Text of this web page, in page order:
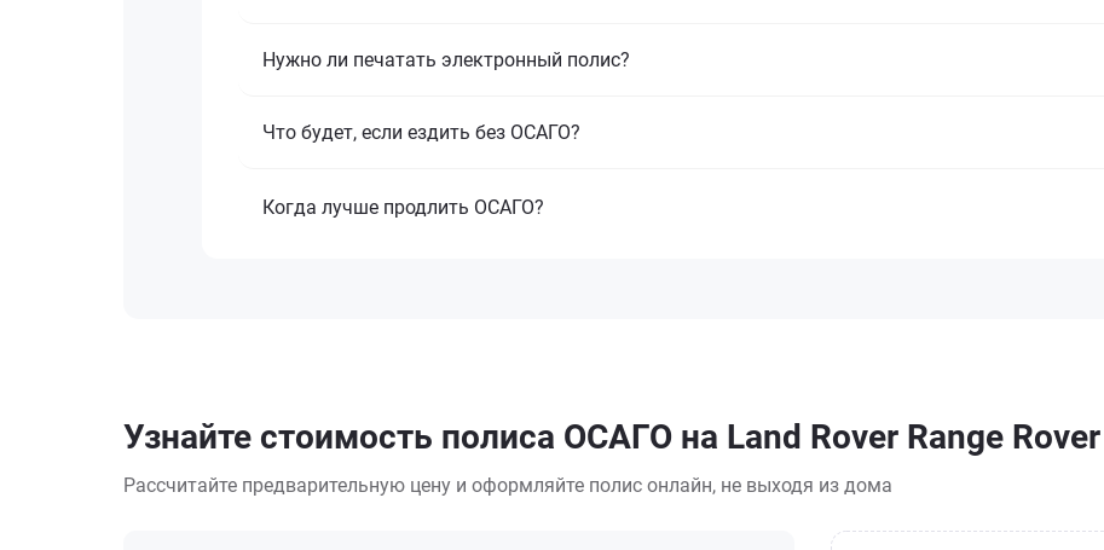
Нужно ли печатать электронный полис?
Что будет, если ездить без ОСАГО?
Когда лучше продлить ОСАГО?
Узнайте стоимость полиса ОСАГО на Land Rover Range
Рассчитайте предварительную цену и оформляйте полис онлайн, не выходя из дома